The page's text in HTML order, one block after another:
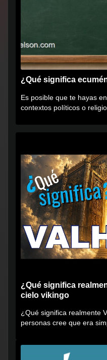
¿Qué significa
Es posible que te hayas
contextos políticos o
¿Qué significa
cielo vikingo
¿Qué significa realmente
personas cree que era